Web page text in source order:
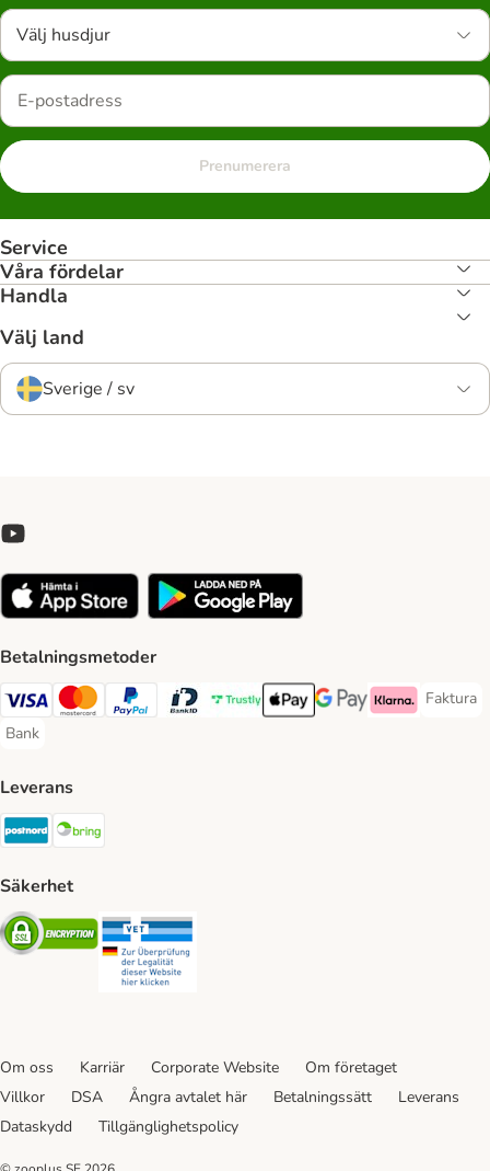
Välj husdjur
Prenumerera
Service
Våra fördelar
Handla
Välj land
Sverige / sv
Betalningsmetoder
Visa Payment Method
Mastercard Payment Method
PayPal Payment Method
BankID Payment Method
Trustly Payment Method
Apple Pay Payment Method
Googple Pay Payment
Klarna Payment
Faktura
Faktura
Bank
Bank Payment Method
Leverans
Postnord Shipping Method
Säkerhet
Security
Om oss Karriär Corporate Website
Om företaget
Villkor
DSA Ångra avtalet här Betalningssätt
Leverans
Dataskydd
Tillgänglighetspolicy